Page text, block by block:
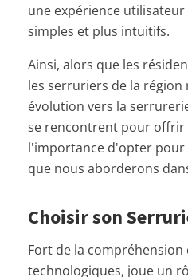
une expérience
simples et plus intuitifs.
Ainsi, alors que les
les serruriers de la
évolution vers la
se rencontrent pour offrir
l'importance d'opter pour
que nous aborderons
Choisir son
Fort de la
technologiques, joue un